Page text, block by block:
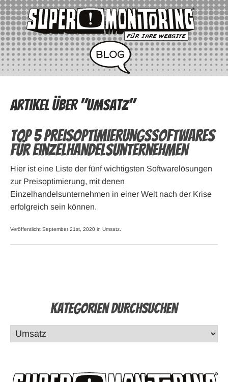
Artikel über "Umsatz"
Top 5 Preisoptimierungssoftwares
für Einzelhandelsunternehmen
Hier ist eine Liste der fünf wichtigsten Softwarelösungen
zur Preisoptimierung, mit denen
Einzelhandelsunternehmen in einer Welt nach der Krise
erfolgreich sein können.
Veröffentlicht September 21st, 2020 in Umsatz
Kategorien durchsuchen